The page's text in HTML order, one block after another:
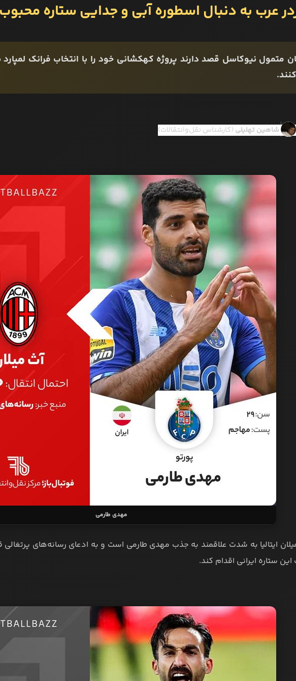
عرب به دنبال اسطوره آبی و جدایی ستاره
متمول نیوکاسل قصد دارند پروژه کهکشانی خود را با انتخاب فرانک
شاهین تهلیلی (کارشناس نقل‌وانتقالات)
مهدی طارمی
ایتالیا به شدت علاقمند به جذب مهدی طارمی است و به ادعای رسانه‌های
ستاره ایرانی اقدام کند.